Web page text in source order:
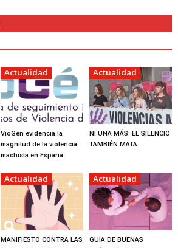
Actualidad
VioGén evidencia la
magnitud de la violencia
machista en España
Actualidad
NI UNA MÁS: EL SILENCIO
TAMBIÉN MATA
Actualidad
MANIFIESTO CONTRA LAS
Actualidad
GUÍA DE BUENAS